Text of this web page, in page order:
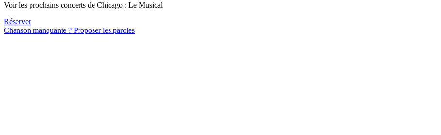
Voir les prochains concerts de Chicago : Le Musical
Réserver
Chanson manquante ? Proposer les paroles